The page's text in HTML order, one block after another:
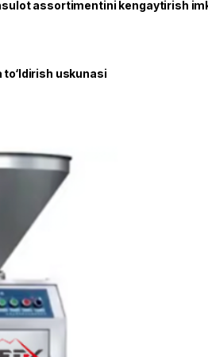
assortimentini kengaytirish
to‘ldirish uskunasi